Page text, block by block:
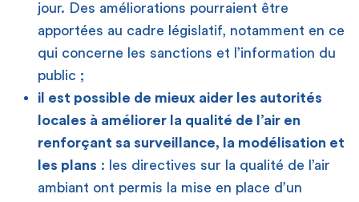
jour. Des améliorations pourraient être
apportées au cadre législatif, notamment en ce
qui concerne les sanctions et l’information du
public ;
il est possible de mieux aider les autorités
locales à améliorer la qualité de l’air en
renforçant sa surveillance, la modélisation et
les plans : les directives sur la qualité de l’air
ambiant ont permis la mise en place d’un